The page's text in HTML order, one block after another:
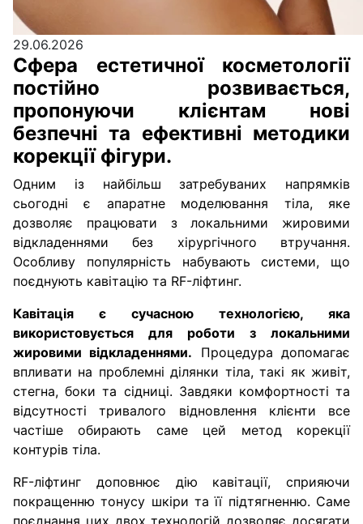
29.06.2026
Сфера естетичної косметології
постійно розвивається,
пропонуючи клієнтам нові
безпечні та ефективні методики
корекції фігури.
Одним із найбільш затребуваних напрямків
сьогодні є апаратне моделювання тіла, яке
дозволяє працювати з локальними жировими
відкладеннями без хірургічного втручання.
Особливу популярність набувають системи, що
поєднують кавітацію та RF-ліфтинг.
Кавітація є сучасною технологією, яка
використовується для роботи з локальними
жировими відкладеннями. Процедура допомагає
впливати на проблемні ділянки тіла, такі як живіт,
стегна, боки та сідниці. Завдяки комфортності та
відсутності тривалого відновлення клієнти все
частіше обирають саме цей метод корекції
контурів тіла.
RF-ліфтинг доповнює дію кавітації, сприяючи
покращенню тонусу шкіри та її підтягненню. Саме